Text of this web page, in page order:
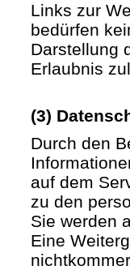
Links zur
bedürfen
Darstellung
Erlaubnis
(3)
Durch den
auf dem
zu den
Sie werden
Eine